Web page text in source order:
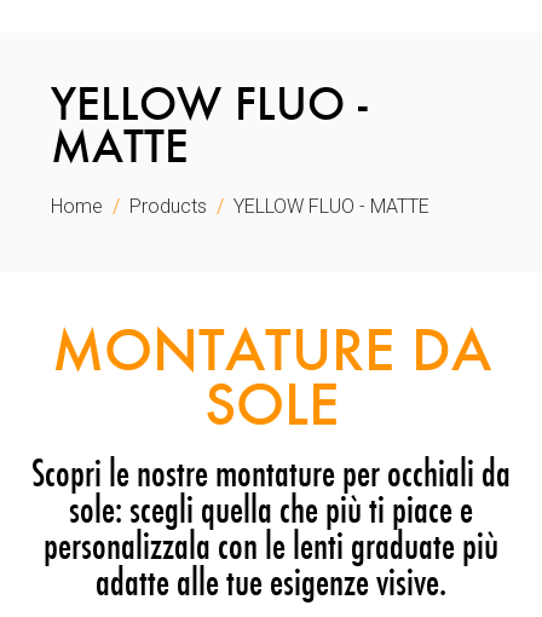
YELLOW FLUO -
MATTE
Home Products YELLOW FLUO - MATTE
MONTATURE DA
SOLE
Scopri le nostre montature per occhiali da
sole: scegli quella che più ti piace e
personalizzala con le lenti graduate più
adatte alle tue esigenze visive.